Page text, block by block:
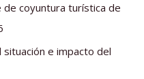
coyuntura turística de
situación e impacto del